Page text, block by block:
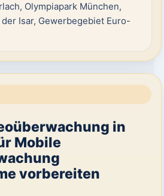
Olympiapark München,
Isar, Gewerbegebiet Euro-
in
Mobile
vorbereiten